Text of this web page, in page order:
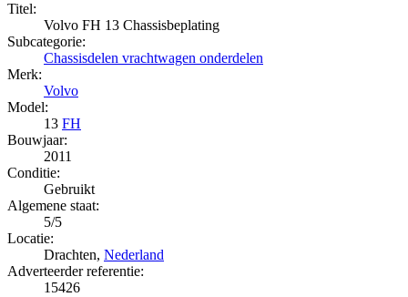
Titel:
Volvo FH 13 Chassisbeplating
Subcategorie:
Chassisdelen vrachtwagen onderdelen
Merk:
Volvo
Model:
13 FH
Bouwjaar:
2011
Conditie:
Gebruikt
Algemene staat:
5/5
Locatie:
Drachten, Nederland
Adverteerder referentie:
15426